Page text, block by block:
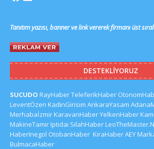
Tanıtım yazısı, banner ve link vererek firmanı üst
DESTEKLIYORUZ
SUCUDO RayHaberTeleferikHaber
LeventÖzen KadinGirisim AnkaraYasam
MerhabaİzmirKaravanHaberYelkenHaber
MakineTamirIptidai SilahHaber
HaberInegol OtobanHaber KiraHaberAEY
BulmacaHaber